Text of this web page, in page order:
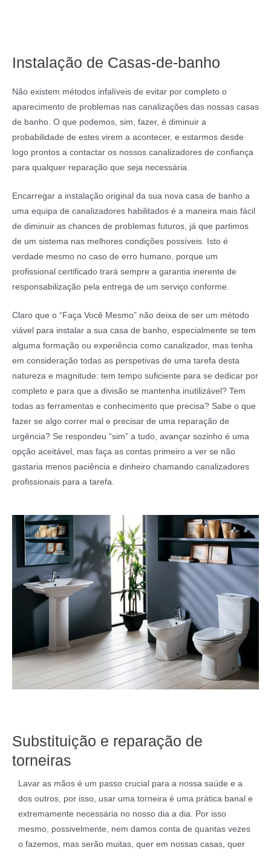
Instalação de Casas-de-banho
Não existem métodos infalíveis de evitar por completo o
aparecimento de problemas nas canalizações das nossas casas
de banho. O que podemos, sim, fazer, é diminuir a
probabilidade de estes virem a acontecer, e estarmos desde
logo prontos a contactar os nossos canalizadores de confiança
para qualquer reparação que seja necessária.
Encarregar a instalação original da sua nova casa de banho a
uma equipa de canalizadores habilitados é a maneira mais fácil
de diminuir as chances de problemas futuros, já que partimos
de um sistema nas melhores condições possíveis. Isto é
verdade mesmo no caso de erro humano, porque um
profissional certificado trará sempre a garantia inerente de
responsabilização pela entrega de um serviço conforme.
Claro que o “Faça Você Mesmo” não deixa de ser um método
viável para instalar a sua casa de banho, especialmente se tem
alguma formação ou experiência como canalizador, mas tenha
em consideração todas as perspetivas de uma tarefa desta
natureza e magnitude: tem tempo suficiente para se dedicar por
completo e para que a divisão se mantenha inutilizável? Tem
todas as ferramentas e conhecimento que precisa? Sabe o que
fazer se algo correr mal e precisar de uma reparação de
urgência? Se respondeu “sim” a tudo, avançar sozinho é uma
opção aceitável, mas faça as contas primeiro a ver se não
gastaria menos paciência e dinheiro chamando canalizadores
profissionais para a tarefa.
Substituição e reparação de
torneiras
Lavar as mãos é um passo crucial para a nossa saúde e a
dos outros, por isso, usar uma torneira é uma prática banal e
extremamente necessária no nosso dia a dia. Por isso
mesmo, possivelmente, nem damos conta de quantas vezes
o fazemos, mas serão muitas, quer em nossas casas, quer